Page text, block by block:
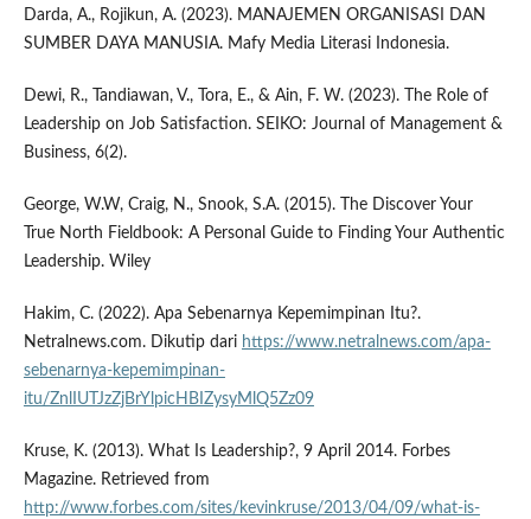
Darda, A., Rojikun, A. (2023). MANAJEMEN ORGANISASI DAN
SUMBER DAYA MANUSIA. Mafy Media Literasi Indonesia.
Dewi, R., Tandiawan, V., Tora, E., & Ain, F. W. (2023). The Role of
Leadership on Job Satisfaction. SEIKO: Journal of Management &
Business, 6(2).
George, W.W, Craig, N., Snook, S.A. (2015). The Discover Your
True North Fieldbook: A Personal Guide to Finding Your Authentic
Leadership. Wiley
Hakim, C. (2022). Apa Sebenarnya Kepemimpinan Itu?.
Netralnews.com. Dikutip dari https://www.netralnews.com/apa-
sebenarnya-kepemimpinan-
itu/ZnlIUTJzZjBrYlpicHBIZysyMlQ5Zz09
Kruse, K. (2013). What Is Leadership?, 9 April 2014. Forbes
Magazine. Retrieved from
http://www.forbes.com/sites/kevinkruse/2013/04/09/what-is-